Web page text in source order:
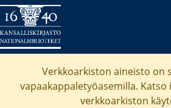
Verkkoarkiston aineisto on
vapaakappaletyöasemilla. Katso
verkkoarkiston